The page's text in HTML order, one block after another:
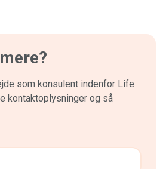
som konsulent indenfor Life
kontaktoplysninger og så